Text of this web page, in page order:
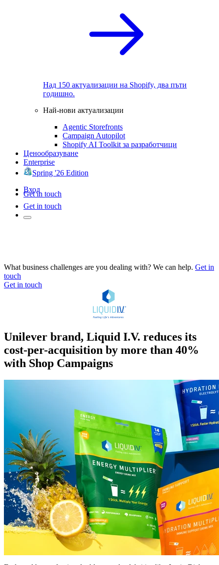
Над 150 актуализации на Shopify, два пъти
годишно.
Най-нови актуализации
Agentic Storefronts
Campaign Autopilot
Shopify AI Toolkit за разработчици
Ценообразуване
Enterprise
Spring '26 Edition
Вход
Get in touch
Get in touch
What business challenges are you dealing with? We can help. Get in
touch
Get in touch
Unilever brand, Liquid I.V. reduces its
cost-per-acquisition by more than 40%
with Shop Campaigns